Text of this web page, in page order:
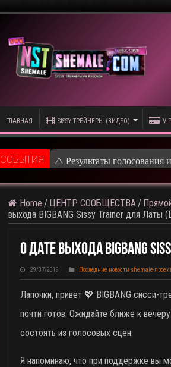
ГЛАВНАЯ SISSY-ТРЕЙНЕРЫ (ВИДЕО)
CОБЫТИЯ ⚠️ Результаты голосования
Home / ЦЕНТР СООБЩЕСТВА /
выхода BIGBANG Sissy Trainer для Латы
О Дате Выхода BIGBANG
29/07/2019 Последние новости shemale-
Лапочки, привет 💖 BIGBANG сисси-
почти готов. Ожидайте ближе к
состоять из голосовых сцен.
Я напоминаю, что при поддержке вы